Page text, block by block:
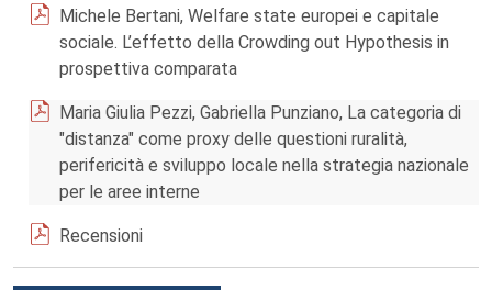
Michele Bertani, Welfare state europei e capitale
sociale. L’effetto della Crowding out Hypothesis in
prospettiva comparata
Maria Giulia Pezzi, Gabriella Punziano, La categoria di
"distanza" come proxy delle questioni ruralità,
perifericità e sviluppo locale nella strategia nazionale
per le aree interne
Recensioni